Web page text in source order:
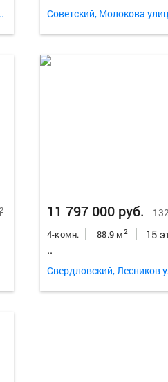
улица 12 Советский, Молокова
2 11 797 000 руб.
4-комн. 88.9 м2 15
..
Свердловский, Лесников